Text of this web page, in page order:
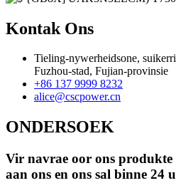
Kontak Ons
Tieling-nywerheidsone,
Fuzhou-stad, Fujian-provinsie
+86 137 9999 8232
alice@cscpower.cn
ONDERSOEK
Vir navrae oor ons produkte
aan ons en ons sal binne 24